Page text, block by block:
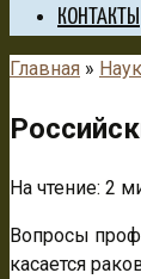
КОНТАКТЫ
Главная »
На чтение: 2
Вопросы
касается